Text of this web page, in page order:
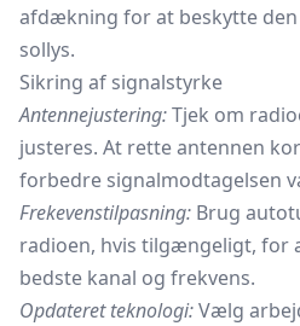
afdækning for at beskytte
sollys.
Sikring af signalstyrke
Antennejustering:Tjek om
justeres. At rette antennen
forbedre signalmodtagelsen
Frekevenstilpasning: Brug
radioen, hvis tilgængeligt, for
bedste kanal og frekvens.
Opdateret teknologi:Vælg